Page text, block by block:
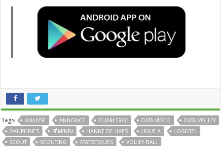
Tags ANALYSE ANNONCE CHARLEROI DATA VIDEO
DATA VOLLEY
DAUPHINES
FÉMININ HANNE DE HAES LIGUE A
LOGICIEL
SCOUT
SCOUTING STATISTIQUES VOLLEY-BALL